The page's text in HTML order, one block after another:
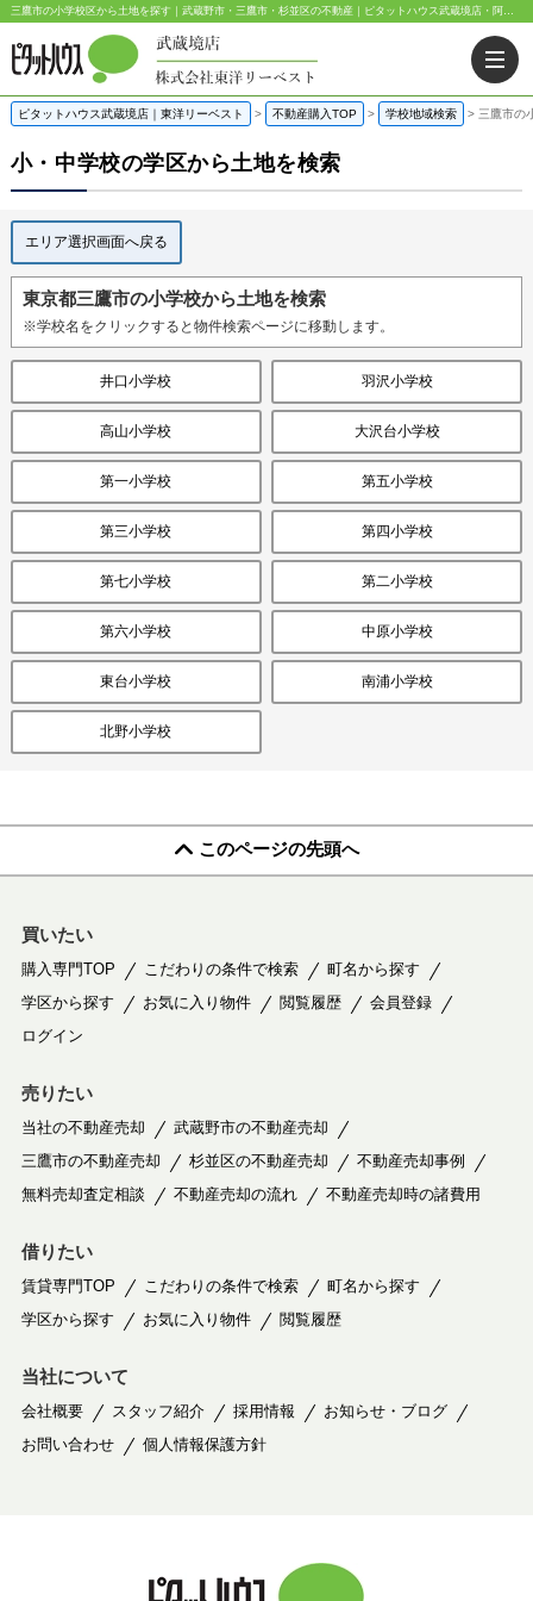
三鷹市の小学校区から土地を探す｜武蔵野市・三鷹市・杉並区の不動産｜ピタットハウス武蔵境店・阿佐ヶ谷店
ピタットハウス武蔵境店｜東洋リーベスト > 不動産購入TOP > 学校地域検索 > 三鷹市の
小・中学校の学区から土地を検索
エリア選択画面へ戻る
東京都三鷹市の小学校から土地を検索
※学校名をクリックすると物件検索ページに移動します。
井口小学校 羽沢小学校
高山小学校 大沢台小学校
第一小学校 第五小学校
第三小学校 第四小学校
第七小学校 第二小学校
第六小学校 中原小学校
東台小学校 南浦小学校
北野小学校
このページの先頭へ
買いたい
購入専門TOP こだわりの条件で検索
町名から探す
学区から探す
お気に入り物件 閲覧履歴
会員登録
ログイン
売りたい
当社の不動産売却
武蔵野市の不動産売却
三鷹市の不動産売却
杉並区の不動産売却
不動産売却事例
無料売却査定相談
不動産売却の流れ 不動産売却時の諸費用
借りたい
賃貸専門TOP こだわりの条件で検索
町名から探す
学区から探す
お気に入り物件 閲覧履歴
当社について
会社概要 スタッフ紹介 採用情報
お知らせ・ブログ
お問い合わせ
個人情報保護方針